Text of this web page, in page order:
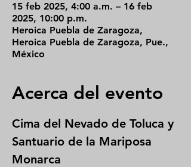
15 feb 2025, 4:00 a.m. – 16 feb
2025, 10:00 p.m.
Heroica Puebla de Zaragoza,
Heroica Puebla de Zaragoza, Pue.,
México
Acerca del evento
Cima del Nevado de Toluca y
Santuario de la Mariposa
Monarca